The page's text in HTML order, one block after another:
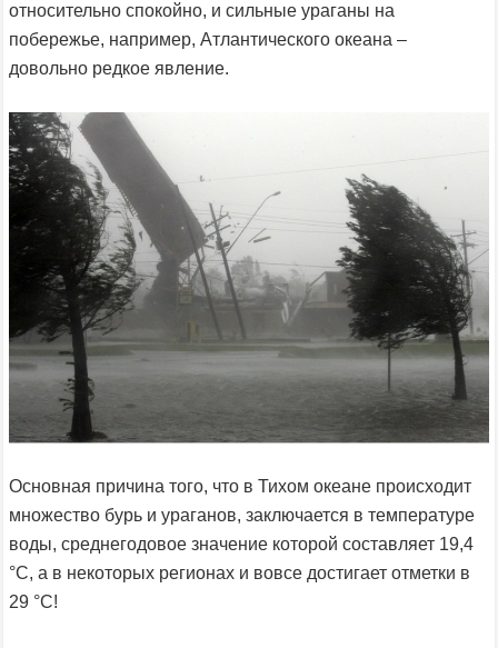
относительно спокойно, и сильные ураганы на
побережье, например, Атлантического океана –
довольно редкое явление.
Основная причина того, что в Тихом океане происходит
множество бурь и ураганов, заключается в температуре
воды, среднегодовое значение которой составляет 19,4
°С, а в некоторых регионах и вовсе достигает отметки в
29 °С!